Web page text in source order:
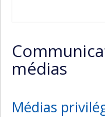
médias
Médias